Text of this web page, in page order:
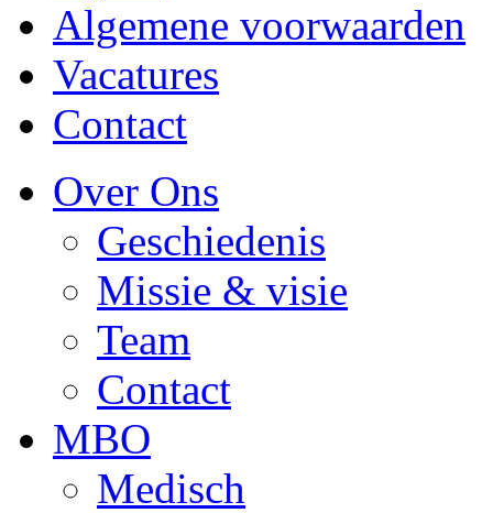
Algemene voorwaarden
Vacatures
Contact
Over Ons
Geschiedenis
Missie & visie
Team
Contact
MBO
Medisch